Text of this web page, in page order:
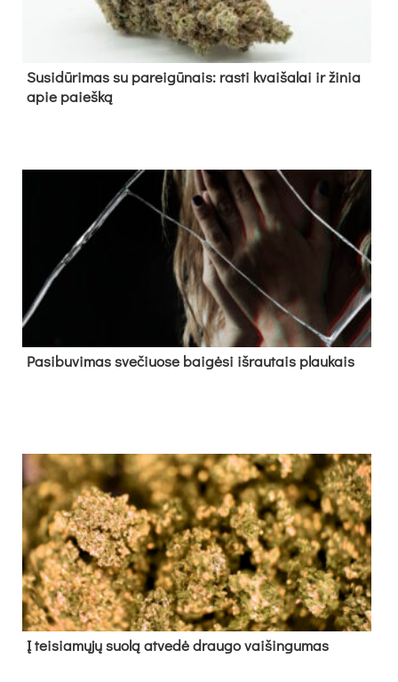
Su­si­dū­ri­mas su pa­rei­gū­nais: ras­ti kvai­ša­lai ir ži­nia
apie paieš­ką
Pa­si­bu­vi­mas sve­čiuo­se bai­gė­si iš­rau­tais plau­kais
Į tei­sia­mų­jų suo­lą at­ve­dė drau­go vai­šin­gu­mas